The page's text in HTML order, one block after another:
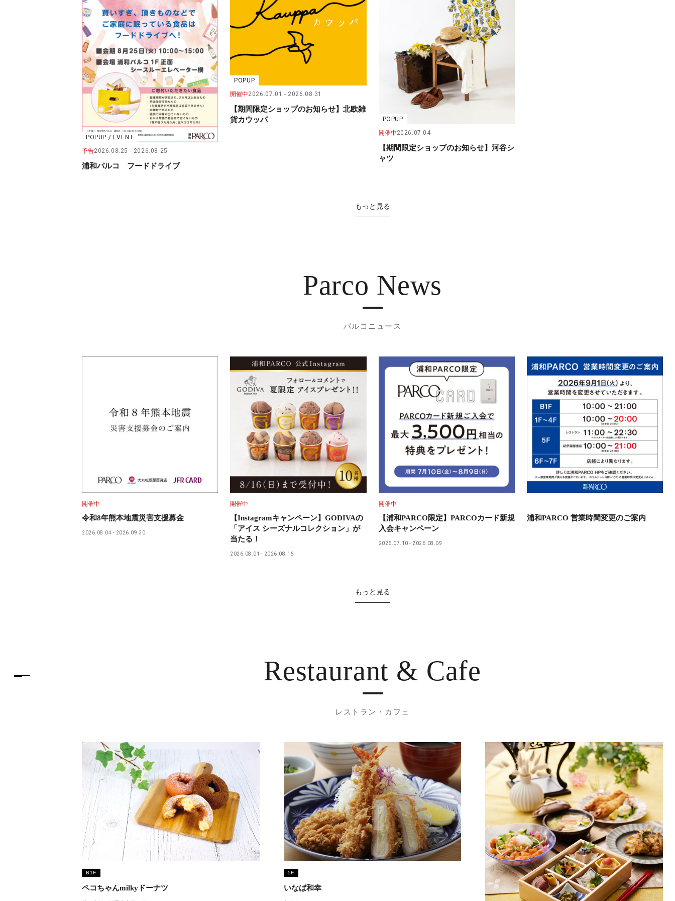
POPUP / EVENT
予告2026.08.25 2026.08.25
浦和パルコ フードドライブ
POPUP
開催中2026.07.01 2026.08.31
【期間限定ショップのお知らせ】北欧雑
貨カウッパ
POPUP
開催中2026.07.04
【期間限定ショップのお知らせ】河谷シ
ャツ
もっと見る
Parco News
パルコニュース
開催中
令和8年熊本地震災害支援募金
2026.08.04 2026.09.30
開催中
【Instagramキャンペーン】GODIVAの
「アイス シーズナルコレクション」が
当たる！
2026.08.01 2026.08.16
開催中
【浦和PARCO限定】PARCOカード新規
入会キャンペーン
2026.07.10 2026.08.09
浦和PARCO 営業時間変更のご案内
もっと見る
Restaurant & Cafe
レストラン・カフェ
B1F
ペコちゃんmilkyドーナツ
5F
いなば和幸